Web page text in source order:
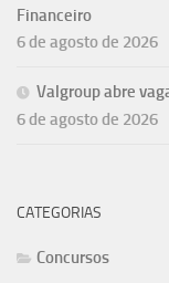
Financeiro
6 de agosto de 2026
Valgroup abre
6 de agosto de 2026
CATEGORIAS
Concursos